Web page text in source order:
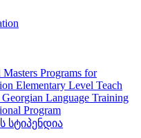
Programs for
Elementary Level Teach
Language Training
Program
სტიპენდია